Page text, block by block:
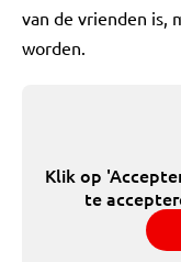
van de vrienden is,
worden.
Klik op
te